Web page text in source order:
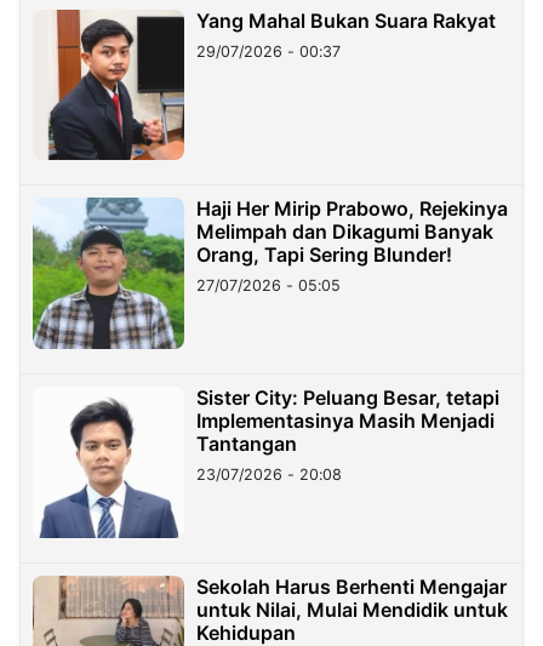
Yang Mahal Bukan Suara Rakyat
29/07/2026 - 00:37
Haji Her Mirip Prabowo, Rejekinya
Melimpah dan Dikagumi Banyak
Orang, Tapi Sering Blunder!
27/07/2026 - 05:05
Sister City: Peluang Besar, tetapi
Implementasinya Masih Menjadi
Tantangan
23/07/2026 - 20:08
Sekolah Harus Berhenti Mengajar
untuk Nilai, Mulai Mendidik untuk
Kehidupan